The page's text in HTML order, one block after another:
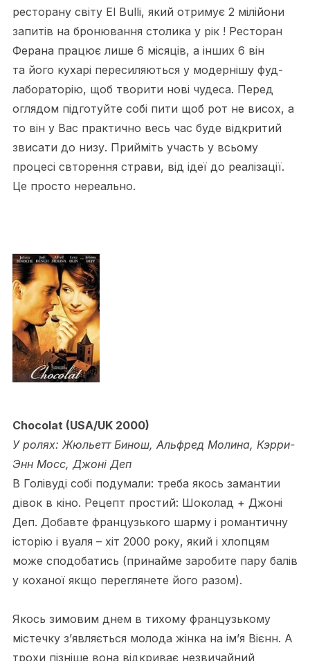
ресторану світу El Bulli, який отримує 2 мілійони
запитів на бронювання столика у рік ! Ресторан
Ферана працює лише 6 місяців, а інших 6 він
та його кухарі пересиляються у модернішу фуд-
лабораторію, щоб творити нові чудеса. Перед
оглядом підготуйте собі пити щоб рот не висох, а
то він у Вас практично весь час буде відкритий
звисати до низу. Прийміть участь у всьому
процесі свторення страви, від ідеї до реалізації.
Це просто нереально.
Chocolat (USA/UK 2000)
У ролях: Жюльетт Бинош, Альфред Молина, Кэрри-
Энн Мосс, Джоні Деп
В Голівуді собі подумали: треба якось замантии
дівок в кіно. Рецепт простий: Шоколад + Джоні
Деп. Добавте французького шарму і романтичну
історію і вуаля – хіт 2000 року, який і хлопцям
може сподобатись (принайме заробите пару балів
у коханої якщо переглянете його разом).
Якось зимовим днем в тихому французькому
містечку з’являється молода жінка на ім’я Вієнн. А
трохи пізніше вона відкриває незвичайний